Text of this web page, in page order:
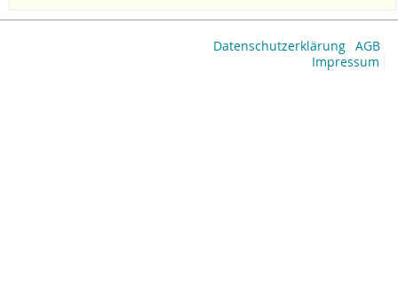
AGB
Datenschutzerklärung
Impressum